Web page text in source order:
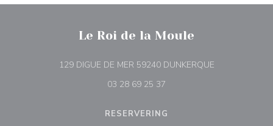
Le Roi de la Moule
129 DIGUE DE MER 59240 DUNKERQUE((opent in een
03 28 69 25 37
RESERVERING